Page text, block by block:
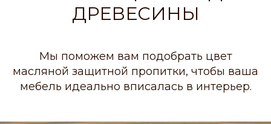
ДРЕВЕСИНЫ
Мы поможем вам подобрать цвет
масляной защитной пропитки, чтобы ваша
мебель идеально вписалась в интерьер.